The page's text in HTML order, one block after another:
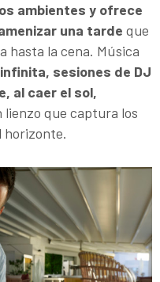
ambientes y ofrece
una tarde que
hasta la cena. Música
sesiones de DJ
al caer el sol,
que captura los
horizonte.